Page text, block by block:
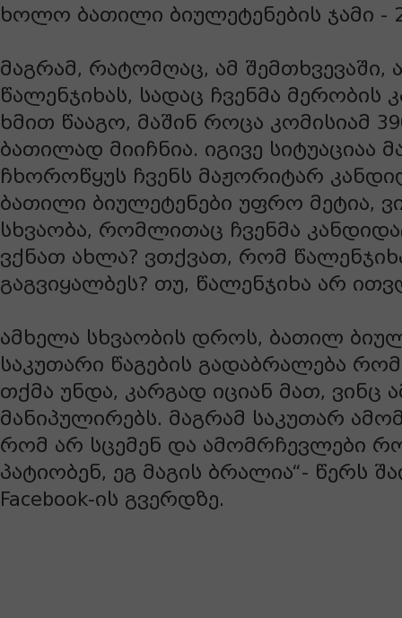
ხოლო ბათილი ბიულეტენების ჯამი -
მაგრამ, რატომღაც, ამ შემთხვევაში,
წალენჯიხას, სადაც ჩვენმა მერობის
ხმით წააგო, მაშინ როცა კომისიამ
ბათილად მიიჩნია. იგივე სიტუაციაა
ჩხოროწყუს ჩვენს მაჟორიტარ
ბათილი ბიულეტენები უფრო მეტია,
სხვაობა, რომლითაც ჩვენმა
ვქნათ ახლა? ვთქვათ, რომ
გაგვიყალბეს? თუ, წალენჯიხა არ
ამხელა სხვაობის დროს, ბათილ
საკუთარი წაგების გადაბრალება
თქმა უნდა, კარგად იციან მათ, ვინც
მანიპულირებს. მაგრამ საკუთარ
რომ არ სცემენ და ამომრჩევლები
პატიობენ, ეგ მაგის ბრალია“- წერს
Facebook-ის გვერდზე.